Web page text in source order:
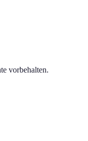
vorbehalten.